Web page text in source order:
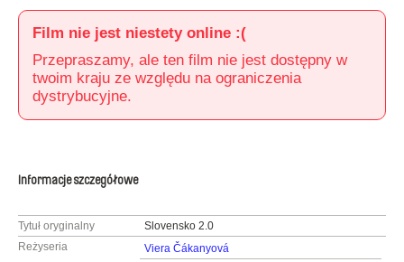
Film nie jest niestety online :(
Przepraszamy, ale ten film nie jest dostępny w
twoim kraju ze względu na ograniczenia
dystrybucyjne.
Informacje szczegółowe
Tytuł oryginalny
Slovensko 2.0
Reżyseria
Viera Čákanyová